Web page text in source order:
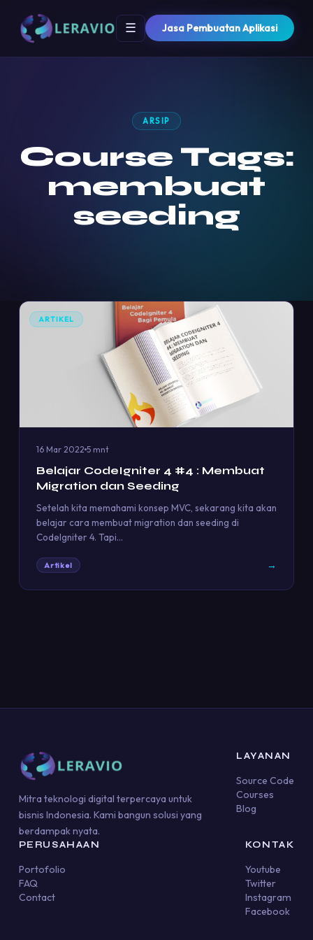
☰ Jasa Pembuatan Aplikasi
ARSIP
Course Tags:
membuat
seeding
ARTIKEL
16 Mar 2022 5 mnt
Belajar CodeIgniter 4 #4 : Membuat
Migration dan Seeding
Setelah kita memahami konsep MVC, sekarang kita akan
belajar cara membuat migration dan seeding di
CodeIgniter 4. Tapi…
Artikel →
Mitra teknologi digital terpercaya untuk
bisnis Indonesia. Kami bangun solusi yang
berdampak nyata.
LAYANAN
Source Code
Courses
Blog
PERUSAHAAN
Portofolio
FAQ
Contact
KONTAK
Youtube
Twitter
Instagram
Facebook